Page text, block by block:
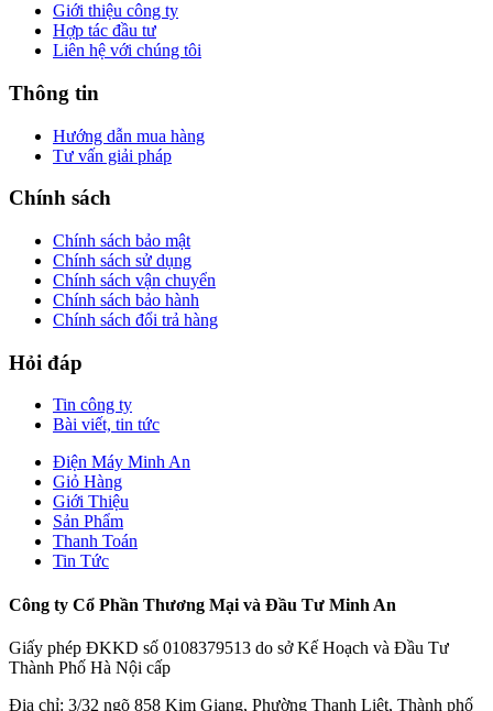
Giới thiệu công ty
Hợp tác đầu tư
Liên hệ với chúng tôi
Thông tin
Hướng dẫn mua hàng
Tư vấn giải pháp
Chính sách
Chính sách bảo mật
Chính sách sử dụng
Chính sách vận chuyển
Chính sách bảo hành
Chính sách đổi trả hàng
Hỏi đáp
Tin công ty
Bài viết, tin tức
Điện Máy Minh An
Giỏ Hàng
Giới Thiệu
Sản Phẩm
Thanh Toán
Tin Tức
Công ty Cổ Phần Thương Mại và Đầu Tư Minh An
Giấy phép ĐKKD số 0108379513 do sở Kế Hoạch và Đầu Tư
Thành Phố Hà Nội cấp
Địa chỉ: 3/32 ngõ 858 Kim Giang, Phường Thanh Liệt, Thành phố